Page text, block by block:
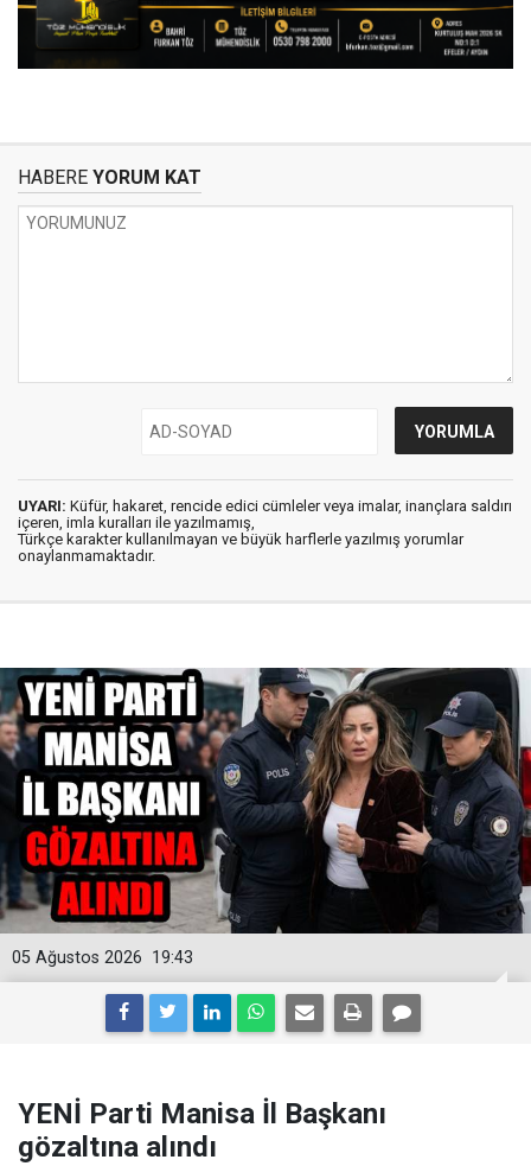
HABERE YORUM KAT
UYARI: Küfür, hakaret, rencide edici cümleler veya imalar, inançlara saldırı
içeren, imla kuralları ile yazılmamış,
Türkçe karakter kullanılmayan ve büyük harflerle yazılmış yorumlar
onaylanmamaktadır.
19:43
05 Ağustos 2026
YENİ Parti Manisa İl Başkanı
gözaltına alındı